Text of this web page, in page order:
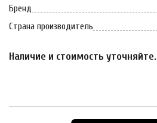
Бренд
Страна производитель
Наличие и стоимость уточняйте.